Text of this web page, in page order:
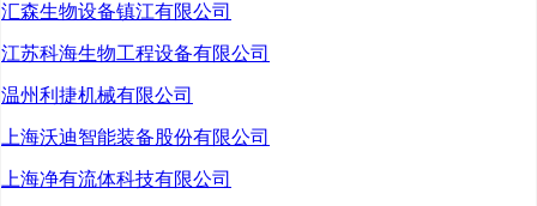
汇森生物设备镇江有限公司
江苏科海生物工程设备有限公司
温州利捷机械有限公司
上海沃迪智能装备股份有限公司
上海净有流体科技有限公司